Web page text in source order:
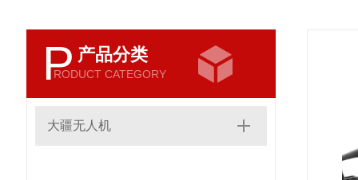
P 产品分类
RODUCT CATEGORY
大疆无人机